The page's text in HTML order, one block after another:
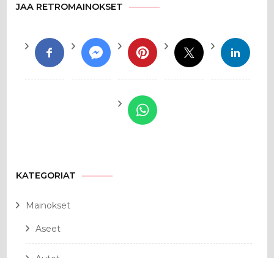
JAA RETROMAINOKSET
KATEGORIAT
Mainokset
Aseet